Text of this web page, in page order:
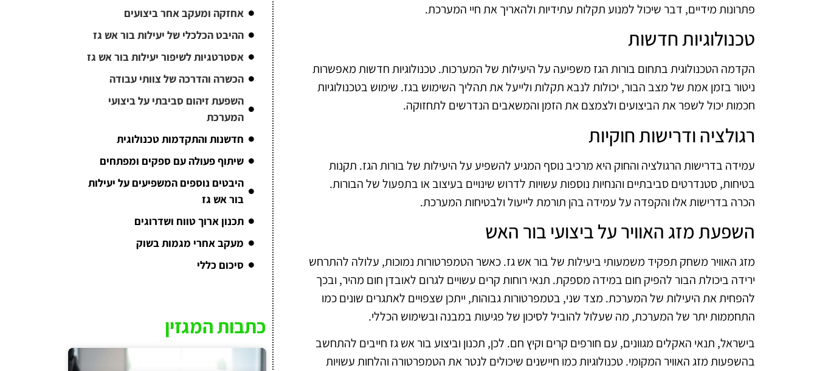
פתרונות מידיים, דבר שיכול למנוע תקלות עתידיות ולהאריך את חיי המערכת.
טכנולוגיות חדשות
הקדמה הטכנולוגית בתחום בורות הגז משפיעה על היעילות של המערכות. טכנולוגיות חדשות מאפשרות
ניטור בזמן אמת של מצב הבור, יכולות לנבא תקלות ולייעל את תהליך השימוש בגז. שימוש בטכנולוגיות
חכמות יכול לשפר את הביצועים ולצמצם את הזמן והמשאבים הנדרשים לתחזוקה.
רגולציה ודרישות חוקיות
עמידה בדרישות הרגולציה והחוק היא מרכיב נוסף המגיע להשפיע על היעילות של בורות הגז. תקנות
בטיחות, סטנדרטים סביבתיים והנחיות נוספות עשויות לדרוש שינויים בעיצוב או בתפעול של הבורות.
הכרה בדרישות אלו והקפדה על עמידה בהן תורמת לייעול ולבטיחות המערכת.
השפעת מזג האוויר על ביצועי בור האש
מזג האוויר משחק תפקיד משמעותי ביעילות של בור אש גז. כאשר הטמפרטורות נמוכות, עלולה להתרחש
ירידה ביכולת הבור להפיק חום במידה מספקת. תנאי רוחות קרים עשויים לגרום לאובדן חום מהיר, ובכך
להפחית את היעילות של המערכת. מצד שני, בטמפרטורות גבוהות, ייתכן שצפויים לאתגרים שונים כמו
התחממות יתר של המערכת, מה שעלול להוביל לסיכון של פגיעות במבנה ובשימוש הכללי.
בישראל, תנאי האקלים מגוונים, עם חורפים קרים וקיץ חם. לכן, תכנון וביצוע בור אש גז חייבים להתחשב
בהשפעות מזג האוויר המקומי. טכנולוגיות כמו חיישנים שיכולים לנטר את הטמפרטורה והלחות עשויות
אחזקה ומעקב אחר ביצועים
ההיבט הכלכלי של יעילות בור אש גז
אסטרטגיות לשיפור יעילות בור אש גז
הכשרה והדרכה של צוותי עבודה
השפעת זיהום סביבתי על ביצועי
המערכת
חדשנות והתקדמות טכנולוגית
שיתוף פעולה עם ספקים ומפתחים
היבטים נוספים המשפיעים על יעילות
בור אש גז
תכנון ארוך טווח ושדרוגים
מעקב אחרי מגמות בשוק
סיכום כללי
כתבות המגזין